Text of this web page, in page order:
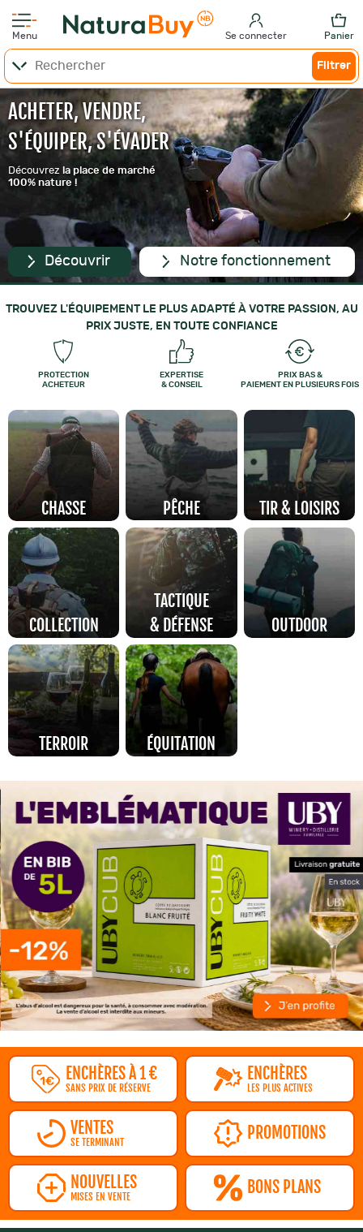
Menu Se connecter Panier
Filtrer
ACHETER, VENDRE,
S'ÉQUIPER, S'ÉVADER
Découvrez la place de marché
100% nature !
Découvrir Notre fonctionnement
TROUVEZ L'ÉQUIPEMENT LE PLUS ADAPTÉ À VOTRE PASSION, AU
PRIX JUSTE, EN TOUTE CONFIANCE
PROTECTION
ACHETEUR
EXPERTISE
& CONSEIL
PRIX BAS &
PAIEMENT EN PLUSIEURS FOIS
CHASSE PÊCHE TIR & LOISIRS
COLLECTION
TACTIQUE
& DÉFENSE
OUTDOOR
TERROIR ÉQUITATION
ENCHÈRES À 1 €
SANS PRIX DE RÉSERVE
ENCHÈRES
LES PLUS ACTIVES
VENTES
SE TERMINANT PROMOTIONS
NOUVELLES
MISES EN VENTE BONS PLANS